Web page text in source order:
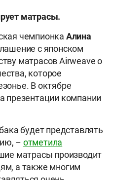
матрасы.
чемпионка Алина
с японском
матрасов Airweave о
которое
В октябре
презентации компании
будет представлять
– отметила
матрасы производит
а также многим